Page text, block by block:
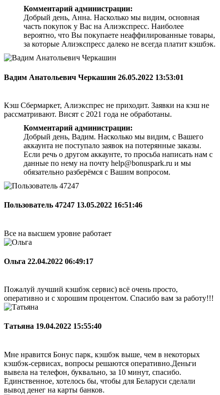
Комментарий администрации:
Добрый день, Анна. Насколько мы видим, основная
часть покупок у Вас на Алиэкспресс. Наиболее
вероятно, что Вы покупаете неаффилированные товары,
за которые Алиэкспресс далеко не всегда платит кэшбэк.
Вадим Анатольевич Черкашин 26.05.2022 13:53:01
Кэш Сбермаркет, Алиэкспрес не приходит. Заявки на кэш не
рассматривают. Висят с 2021 года не обработаны.
Комментарий администрации:
Добрый день, Вадим. Насколько мы видим, с Вашего
аккаунта не поступало заявок на потерянные заказы.
Если речь о другом аккаунте, то просьба написать нам с
данные по нему на почту help@bonuspark.ru и мы
обязательно разберёмся с Вашим вопросом.
Пользователь 47247 13.05.2022 16:51:46
Все на высшем уровне работает
Ольга 22.04.2022 06:49:17
Пожалуй лучший кэшбэк сервис) всё очень просто,
оперативно и с хорошим процентом. Спасибо вам за работу!!!
Татьяна 19.04.2022 15:55:40
Мне нравится Бонус парк, кэшбэк выше, чем в некоторых
кэшбэк-сервисах, вопросы решаются оперативно.Деньги
вывела на телефон, буквально, за 10 минут, спасибо.
Единственное, хотелось бы, чтобы для Беларуси сделали
вывод денег на карты банков.